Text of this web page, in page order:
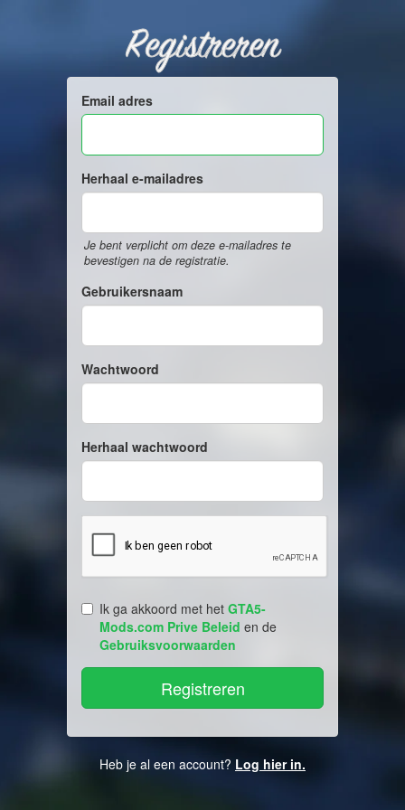
Registreren
Email adres
Herhaal e-mailadres
Je bent verplicht om deze e-mailadres te
bevestigen na de registratie.
Gebruikersnaam
Wachtwoord
Herhaal wachtwoord
Ik ga akkoord met het GTA5-
Mods.com Prive Beleid en de
Gebruiksvoorwaarden
Heb je al een account? Log hier in.